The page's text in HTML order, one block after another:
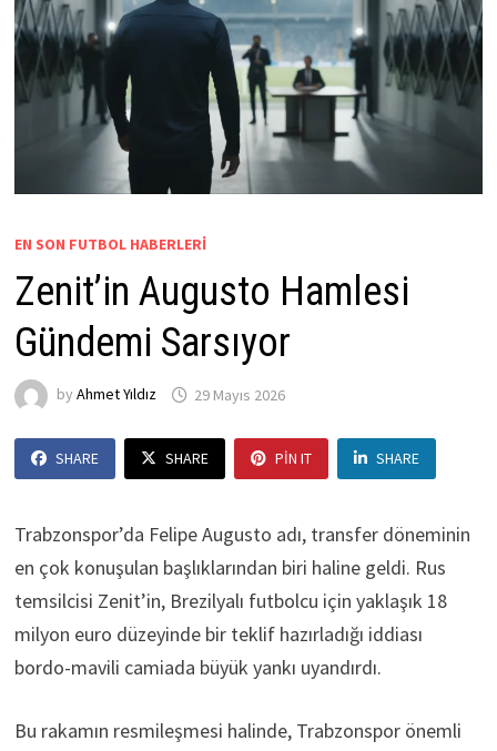
EN SON FUTBOL HABERLERI
Zenit’in Augusto Hamlesi
Gündemi Sarsıyor
by Ahmet Yıldız 29 Mayıs 2026
SHARE SHARE PIN IT SHARE
Trabzonspor’da Felipe Augusto adı, transfer döneminin
en çok konuşulan başlıklarından biri haline geldi. Rus
temsilcisi Zenit’in, Brezilyalı futbolcu için yaklaşık 18
milyon euro düzeyinde bir teklif hazırladığı iddiası
bordo-mavili camiada büyük yankı uyandırdı.
Bu rakamın resmileşmesi halinde, Trabzonspor önemli